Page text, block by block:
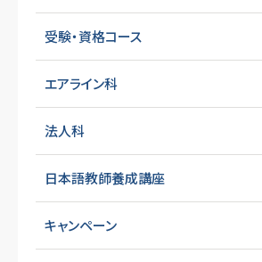
受験・資格コース
エアライン科
法人科
日本語教師養成講座
キャンペーン